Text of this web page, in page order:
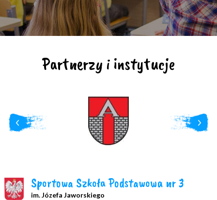
Partnerzy i instytucje
Sportowa Szkoła Podstawowa nr 3
im. Józefa Jaworskiego